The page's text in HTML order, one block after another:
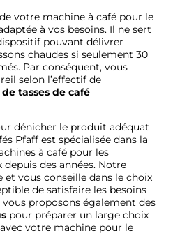
votre machine à café pour le
à vos besoins. Il ne sert
pouvant délivrer
chaudes si seulement 30
Par conséquent, vous
selon l’effectif de
tasses de café
dénicher le produit adéquat
Pfaff est spécialisée dans la
à café pour les
des années. Notre
vous conseille dans le choix
de satisfaire les besoins
proposons également des
pour préparer un large choix
votre machine pour le